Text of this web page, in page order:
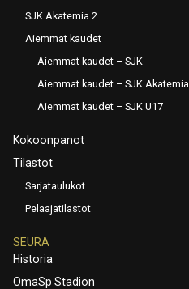
SJK Akatemia 2
Aiemmat kaudet
Aiemmat kaudet – SJK
Aiemmat kaudet – SJK Akatemia
Aiemmat kaudet – SJK U17
Kokoonpanot
Tilastot
Sarjataulukot
Pelaajatilastot
SEURA
Historia
OmaSp Stadion